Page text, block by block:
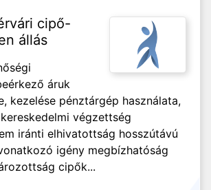
cipő-
állás
áruk
kezelése pénztárgép használata,
végzettség
iránti elhivatottság hosszútávú
igény megbízhatóság
cipők...